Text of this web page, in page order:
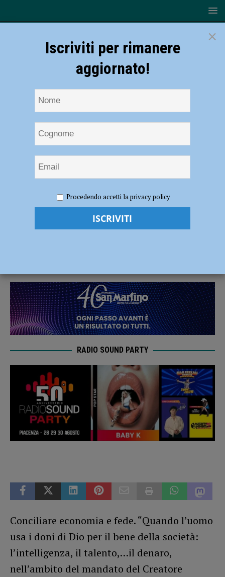
fede, incontro con Ettore Gotti Tedeschi
Conciliare economia e fede, incontro con
RADIO SOUND PARTY
Conciliare economia e fede. “Quando l’uomo
usa i doni di Dio per il bene della società:
l’intelligenza, il talento,…il denaro,
nell’ambito del mandato del Creatore
×
Iscriviti per rimanere
aggiornato!
Procedendo accetti la privacy policy